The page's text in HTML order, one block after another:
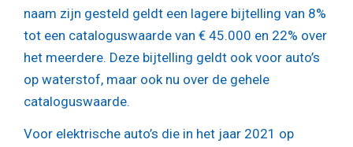
naam zijn gesteld geldt een lagere bijtelling van 8%
tot een cataloguswaarde van € 45.000 en 22% over
het meerdere. Deze bijtelling geldt ook voor auto’s
op waterstof, maar ook nu over de gehele
cataloguswaarde.
Voor elektrische auto’s die in het jaar 2021 op